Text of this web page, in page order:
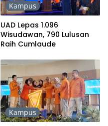
Kampus
UAD Lepas 1.096
Wisudawan, 790 Lulusan
Raih Cumlaude
Kampus